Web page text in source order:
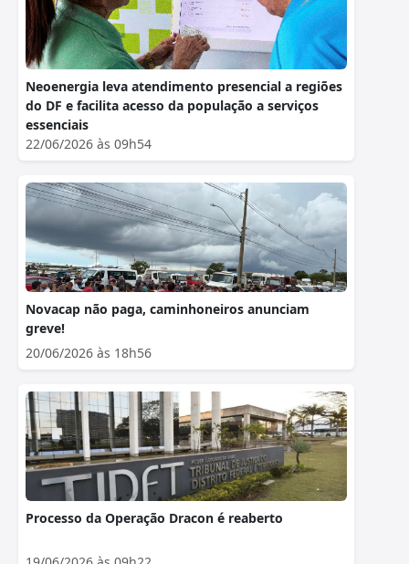
Neoenergia leva atendimento presencial a regiões
do DF e facilita acesso da população a serviços
essenciais
22/06/2026 às 09h54
Novacap não paga, caminhoneiros anunciam
greve!
20/06/2026 às 18h56
Processo da Operação Dracon é reaberto